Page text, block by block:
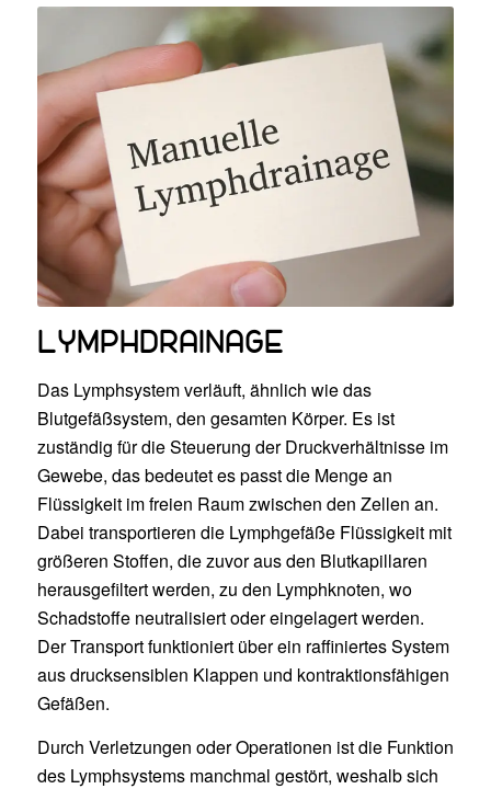
LYMPHDRAINAGE
Das Lymphsystem verläuft, ähnlich wie das
Blutgefäßsystem, den gesamten Körper. Es ist
zuständig für die Steuerung der Druckverhältnisse im
Gewebe, das bedeutet es passt die Menge an
Flüssigkeit im freien Raum zwischen den Zellen an.
Dabei transportieren die Lymphgefäße Flüssigkeit mit
größeren Stoffen, die zuvor aus den Blutkapillaren
herausgefiltert werden, zu den Lymphknoten, wo
Schadstoffe neutralisiert oder eingelagert werden.
Der Transport funktioniert über ein raffiniertes System
aus drucksensiblen Klappen und kontraktionsfähigen
Gefäßen.
Durch Verletzungen oder Operationen ist die Funktion
des Lymphsystems manchmal gestört, weshalb sich